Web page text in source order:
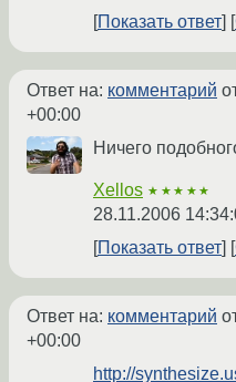
Показать ответ
Ответ на: комментарий
+00:00
Ничего
Xellos ★★★★★
28.11.2006
Показать ответ
Ответ на: комментарий
+00:00
http://